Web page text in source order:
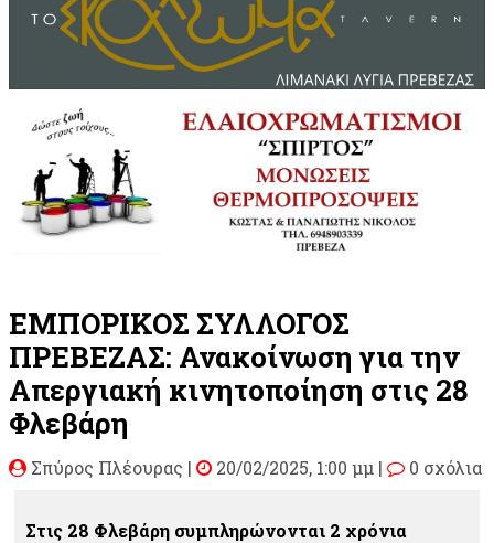
ΕΜΠΟΡΙΚΟΣ ΣΥΛΛΟΓΟΣ
ΠΡΕΒΕΖΑΣ: Ανακοίνωση για την
Απεργιακή κινητοποίηση στις 28
Φλεβάρη
Σπύρος Πλέουρας | 20/02/2025, 1:00 μμ | 0 σχόλια
Στις 28 Φλεβάρη συμπληρώνονται 2 χρόνια